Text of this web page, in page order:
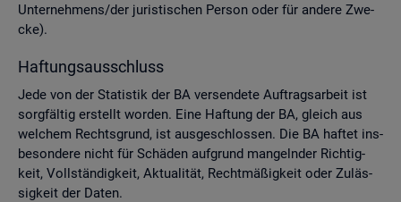
Un­ter­neh­mens/der ju­ris­ti­schen Per­son oder für an­de­re Zwe­
cke).
Haf­tungs­aus­schluss
Jede von der Sta­tis­tik der BA ver­sen­de­te Auf­trags­ar­beit ist
sorg­fäl­tig er­stellt wor­den. Eine Haf­tung der BA, gleich aus
wel­chem Rechts­grund, ist aus­ge­schlos­sen. Die BA haf­tet ins­
be­son­de­re nicht für Schä­den auf­grund man­geln­der Rich­tig­
keit, Voll­stän­dig­keit, Ak­tua­li­tät, Recht­mä­ßig­keit oder Zu­läs­
sig­keit der Daten.